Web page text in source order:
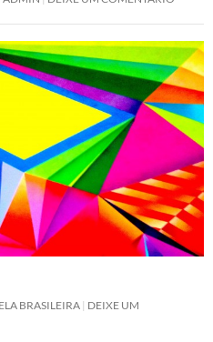
BRASILEIRA
DEIXE UM